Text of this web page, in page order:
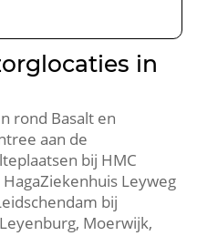
in
rond Basalt en
aan de
bij HMC
Leyweg
bij
Moerwijk,